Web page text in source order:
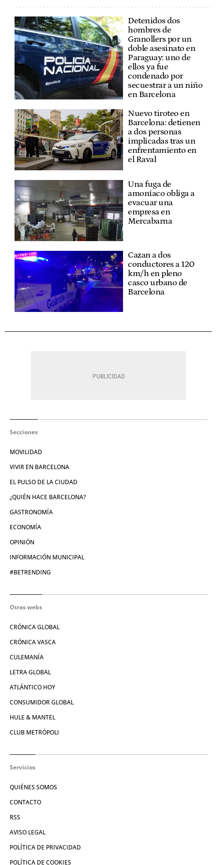
Detenidos dos
hombres de
Granollers por un
doble asesinato en
Paraguay: uno de
ellos ya fue
condenado por
secuestrar a un niño
en Barcelona
Nuevo tiroteo en
Barcelona: detienen
a dos personas
implicadas tras un
enfrentamiento en
el Raval
Una fuga de
amoníaco obliga a
evacuar una
empresa en
Mercabarna
Cazan a dos
conductores a 120
km/h en pleno
casco urbano de
Barcelona
Secciones
MOVILIDAD
VIVIR EN BARCELONA
EL PULSO DE LA CIUDAD
¿QUIÉN HACE BARCELONA?
GASTRONOMÍA
ECONOMÍA
OPINIÓN
INFORMACIÓN MUNICIPAL
#BETRENDING
Otras webs
CRÓNICA GLOBAL
CRÓNICA VASCA
CULEMANÍA
LETRA GLOBAL
ATLÁNTICO HOY
CONSUMIDOR GLOBAL
HULE & MANTEL
CLUB METRÓPOLI
Servicios
QUIÉNES SOMOS
CONTACTO
RSS
AVISO LEGAL
POLÍTICA DE PRIVACIDAD
POLÍTICA DE COOKIES